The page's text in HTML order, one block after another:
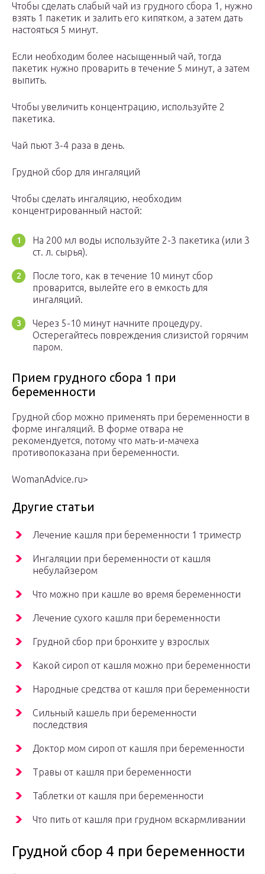
Чтобы сделать слабый чай из грудного сбора 1, нужно
взять 1 пакетик и залить его кипятком, а затем дать
настояться 5 минут.
Если необходим более насыщенный чай, тогда
пакетик нужно проварить в течение 5 минут, а затем
выпить.
Чтобы увеличить концентрацию, используйте 2
пакетика.
Чай пьют 3-4 раза в день.
Грудной сбор для ингаляций
Чтобы сделать ингаляцию, необходим
концентрированный настой:
На 200 мл воды используйте 2-3 пакетика (или 3
ст. л. сырья).
После того, как в течение 10 минут сбор
проварится, вылейте его в емкость для
ингаляций.
Через 5-10 минут начните процедуру.
Остерегайтесь повреждения слизистой горячим
паром.
Прием грудного сбора 1 при
беременности
Грудной сбор можно применять при беременности в
форме ингаляций. В форме отвара не
рекомендуется, потому что мать-и-мачеха
противопоказана при беременности.
WomanAdvice.ru⁫>
Другие статьи
Лечение кашля при беременности 1 триместр
Ингаляции при беременности от кашля
небулайзером
Что можно при кашле во время беременности
Лечение сухого кашля при беременности
Грудной сбор при бронхите у взрослых
Какой сироп от кашля можно при беременности
Народные средства от кашля при беременности
Сильный кашель при беременности
последствия
Доктор мом сироп от кашля при беременности
Травы от кашля при беременности
Таблетки от кашля при беременности
Что пить от кашля при грудном вскармливании
Грудной сбор 4 при беременности